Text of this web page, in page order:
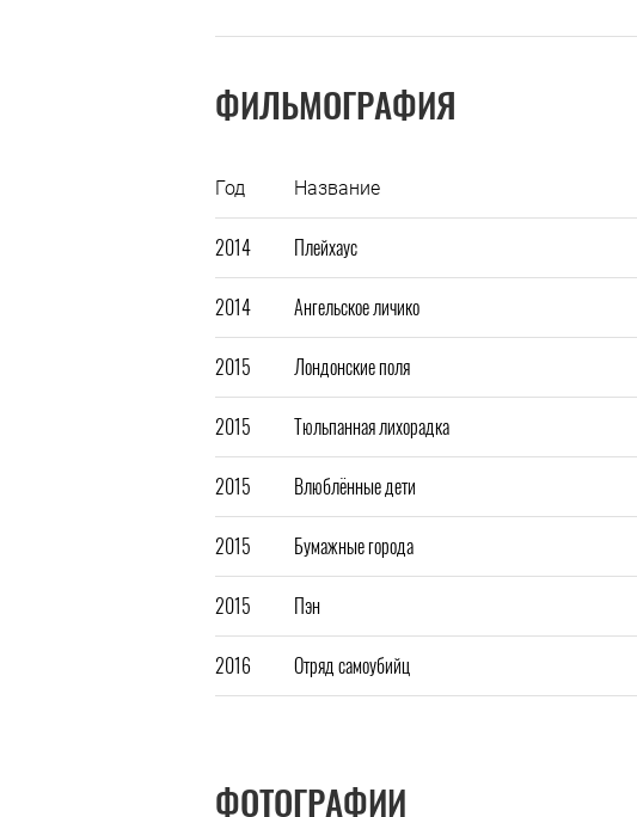
ФИЛЬМОГРАФИЯ
Год Название
2014 Плейхаус
2014 Ангельское личико
2015 Лондонские поля
2015 Тюльпанная лихорадка
2015 Влюблённые дети
2015 Бумажные города
2015 Пэн
2016 Отряд самоубийц
ФОТОГРАФИИ